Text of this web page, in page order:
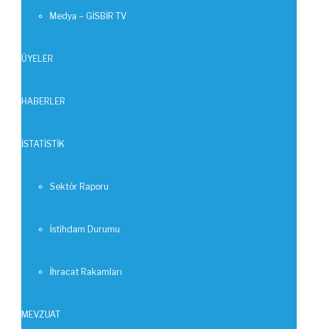
Medya – GİSBİR TV
ÜYELER
HABERLER
İSTATİSTİK
Sektör Raporu
İstihdam Durumu
İhracat Rakamları
MEVZUAT